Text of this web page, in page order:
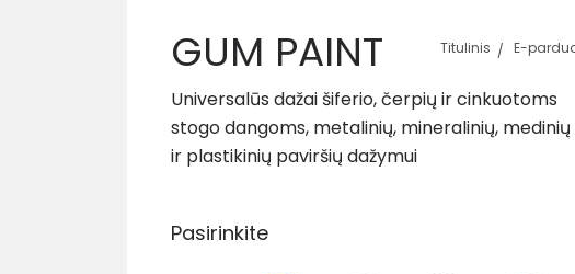
GUM PAINT Titulinis E-
Universalūs dažai šiferio, čerpių ir cinkuotoms
stogo dangoms, metalinių, mineralinių, medinių
ir plastikinių paviršių dažymui
Pasirinkite